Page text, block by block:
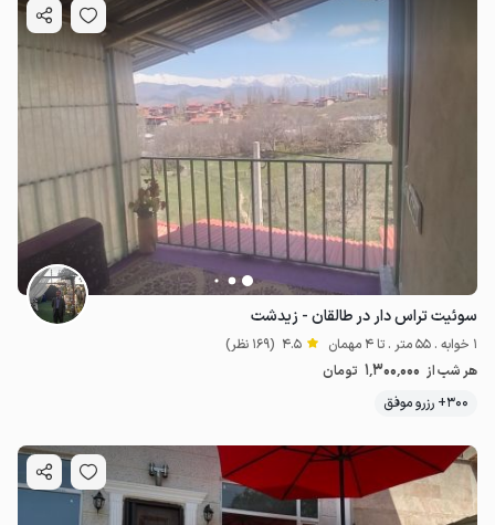
1.8میلیون ت 4.2
سوئیت تراس دار در طالقان - زیدشت
1 خوابه . 55 متر . تا 4 مهمان 4.5 (169 نظر)
هر شب از 1٬300٬000 تومان
300+ رزرو موفق